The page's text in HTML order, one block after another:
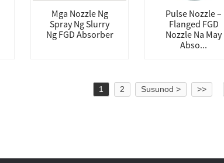
Mga Nozzle Ng
Spray Ng Slurry
Ng FGD Absorber
Pulse Nozzle –
Flanged FGD
Nozzle Na May
Abso...
1 2 Susunod > >>